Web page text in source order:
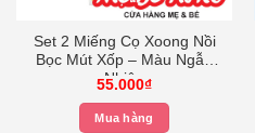
Set 2 Miếng Cọ Xoong Nồi
Bọc Mút Xốp – Màu Ngẫu
Nhiên
55.000₫
Mua hàng